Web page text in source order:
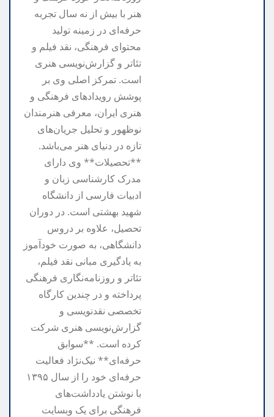
هنر با بیش از نه سال تجربه
حرفه‌ای در زمینه تولید
محتوای فرهنگی، نقد فیلم و
تئاتر و گزارش‌نویسی هنری
است. تمرکز اصلی وی بر
پوشش رویدادهای فرهنگی و
هنری ایران، معرفی هنرمندان
نوظهور و تحلیل جریان‌های
تازه در دنیای هنر می‌باشد.
**تحصیلات** وی دارای
مدرک کارشناسی زبان و
ادبیات فارسی از دانشگاه
شهید بهشتی است. در دوران
تحصیل، علاوه بر دروس
دانشگاهی، به صورت خودآموز
به یادگیری مبانی نقد فیلم،
تئاتر و روزنامه‌نگاری فرهنگی
پرداخته و در چندین کارگاه
تخصصی نقدنویسی و
گزارش‌نویسی هنری شرکت
کرده است. **سوابق
حرفه‌ای** نیک‌نژاد فعالیت
حرفه‌ای خود را از سال ۱۳۹۵
با نوشتن یادداشت‌های
فرهنگی برای یک وبسایت